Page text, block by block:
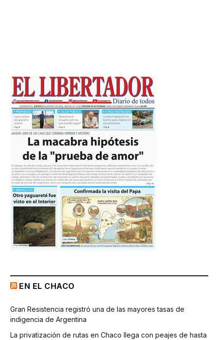
EN EL CHACO
Gran Resistencia registró una de las mayores tasas de
indigencia de Argentina
La privatización de rutas en Chaco llega con peajes de hasta